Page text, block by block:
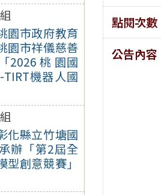
園市政府教育
園市祥儀慈善
2026 桃 園國
機器人國
化縣立竹塘國
辦「第2屆全
創意競賽」
點閱次數
公告內容